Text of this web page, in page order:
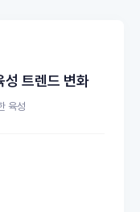
성 트렌드 변화
육성